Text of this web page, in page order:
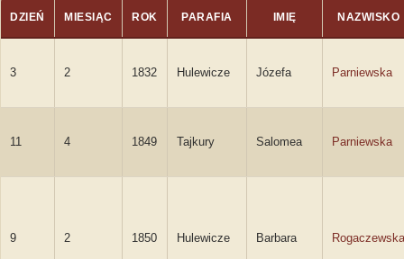
DZIEŃ MIESIĄC ROK PARAFIA IMIĘ NAZWISKO
3 2 1832 Hulewicze Józefa Parniewska
11 4 1849 Tajkury Salomea Parniewska
9 2 1850 Hulewicze Barbara Rogaczewska